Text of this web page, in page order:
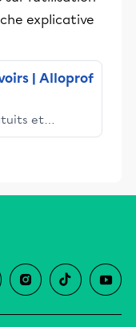
explicative
| Alloprof
et
les élèves